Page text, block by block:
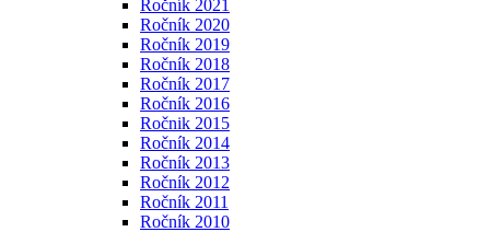
Ročník 2021
Ročník 2020
Ročník 2019
Ročník 2018
Ročník 2017
Ročník 2016
Ročnik 2015
Ročník 2014
Ročník 2013
Ročník 2012
Ročník 2011
Ročník 2010